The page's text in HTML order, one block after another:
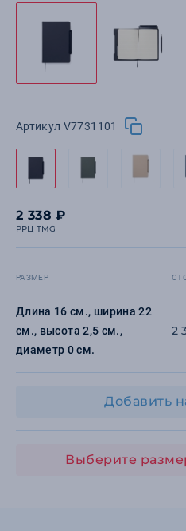
Артикул V7731101
2 338 ₽
РРЦ TMG
РАЗМЕР
Длина 16 см., ширина 22
см., высота 2,5 см.,
диаметр 0 см.
2
Добавить
Выберите